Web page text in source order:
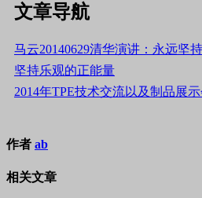
文章导航
马云20140629清华演讲：永远坚
坚持乐观的正能量
2014年TPE技术交流以及制品展示
作者 ab
相关文章